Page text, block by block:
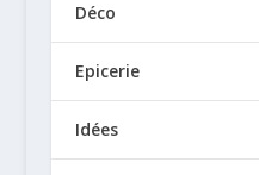
Déco
Epicerie
Idées